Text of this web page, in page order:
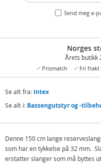
Send meg e-
Norges
Årets butikk
Prismatch Fri
Se alt fra: Intex
Se alt i: Bassengutstyr og -
Denne 150 cm lange
som har en tykkelse på 32 mm.
erstatter slanger som må byttes